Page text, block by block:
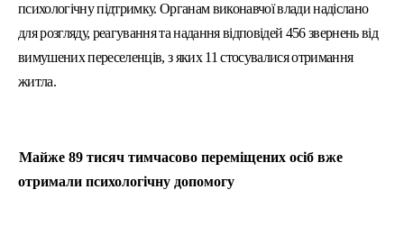
психологічну підтримку. Органам виконавчої влади надіслано
для розгляду, реагування та надання відповідей 456 звернень від
вимушених переселенців, з яких 11 стосувалися отримання
житла.
Майже 89 тисяч тимчасово переміщених осіб вже
отримали психологічну допомогу